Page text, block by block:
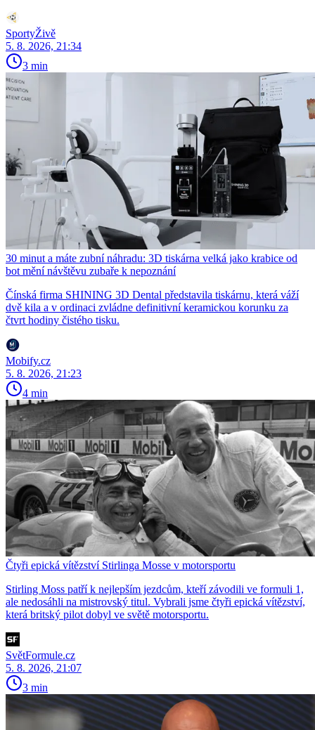
SportyŽivě
5. 8. 2026, 21:34
3 min
30 minut a máte zubní náhradu: 3D tiskárna velká jako krabice od
bot mění návštěvu zubaře k nepoznání
Čínská firma SHINING 3D Dental představila tiskárnu, která váží
dvě kila a v ordinaci zvládne definitivní keramickou korunku za
čtvrt hodiny čistého tisku.
Mobify.cz
5. 8. 2026, 21:23
4 min
Čtyři epická vítězství Stirlinga Mosse v motorsportu
Stirling Moss patří k nejlepším jezdcům, kteří závodili ve formuli 1,
ale nedosáhli na mistrovský titul. Vybrali jsme čtyři epická vítězství,
která britský pilot dobyl ve světě motorsportu.
SvětFormule.cz
5. 8. 2026, 21:07
3 min